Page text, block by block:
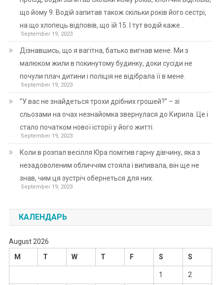
що йому 9. Водій запитав також скільки років його сестрі,
на що хлопець відповів, що їй 15. І тут водій каже…
September 19, 2023
Дізнавшись, що я вагітна, батько вигнав мене. Ми з
малюком жили в покинутому будинку, доки сусіди не
почули плач дитини і поліція не відібрала її в мене.
September 19, 2023
”У вас не знайдеться трохи дрібних грошей?” – зі
сльозами на очах незнайомка звернулася до Кирила. Це і
стало початком нової історії у його житті.
September 19, 2023
Коли в розпал весілля Юра помітив гарну дівчину, яка з
незадоволеним обличчям стояла і випивала, він ще не
знав, чим ця зустріч обернеться для них.
September 19, 2023
КАЛЕНДАРЬ
August 2026
M
T W T F S S
1 2